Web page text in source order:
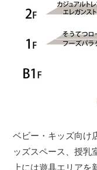
ベビー・キッズ向け
ッズスペース、授乳
上には遊具エリア